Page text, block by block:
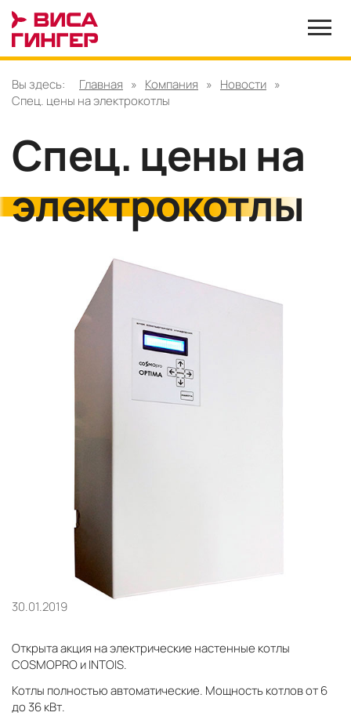
Вы здесь: Главная » Компания » Новости »
Спец. цены на электрокотлы
Спец. цены на
электрокотлы
30.01.2019
Открыта акция на электрические настенные котлы
COSMOPRO и INTOIS.
Котлы полностью автоматические. Мощность котлов от 6
до 36 кВт.